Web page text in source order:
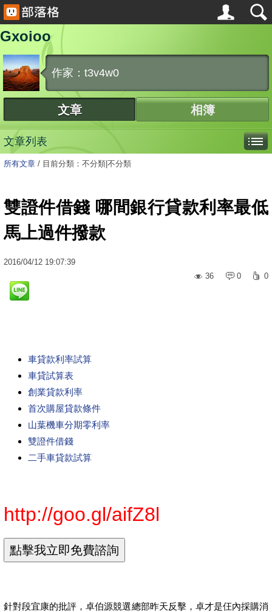
Gxoioo
作家：t3v4w0
文章 相簿
文章列表
所有文章 / 目前分類：不分類|不分類
雙證件借錢 哪間銀行貸款利率最低
馬上過件撥款
2016/04/12 19:07:39
36
0 0
車貸款利率試算
車貸試算表
創業貸款利率
首次購屋貸款條件
山葉機車分期零利率
雙證件借錢
二手車貸款試算
http://goo.gl/aifZ8l
針對段宜康的批評，卓伯源競選總部昨天反擊，卓才是仼內採購消